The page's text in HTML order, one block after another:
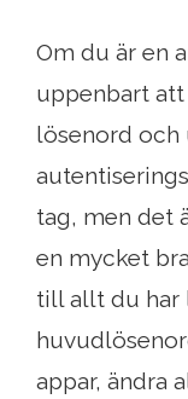
Om du är en
uppenbart att
lösenord och
tag, men det
en mycket
till allt du har
appar, ändra